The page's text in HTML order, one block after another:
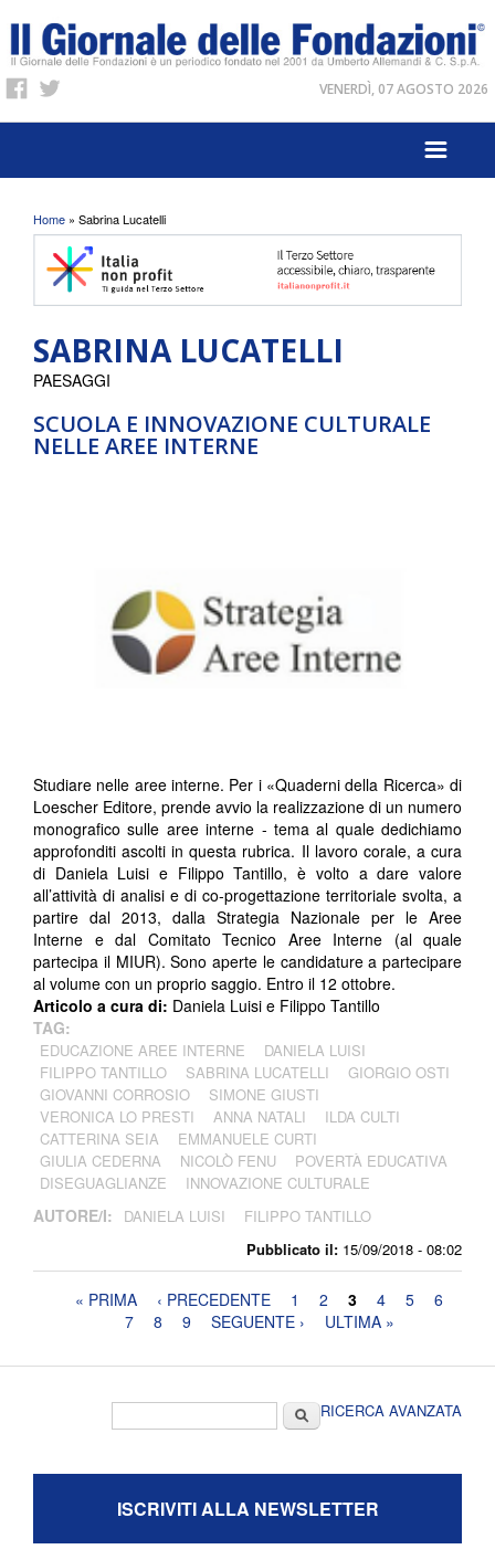
VENERDÌ, 07 AGOSTO 2026
Tu sei qui
Home » Sabrina Lucatelli
SABRINA LUCATELLI
SCUOLA E INNOVAZIONE CULTURALE
NELLE AREE INTERNE
Pubblicato il: 15/09/2018 - 08:02
PAESAGGI
Studiare nelle aree interne. Per i «Quaderni della Ricerca» di
Loescher Editore, prende avvio la realizzazione di un numero
monografico sulle aree interne - tema al quale dedichiamo
approfonditi ascolti in questa rubrica. Il lavoro corale, a cura
di Daniela Luisi e Filippo Tantillo, è volto a dare valore
all’attività di analisi e di co-progettazione territoriale svolta, a
partire dal 2013, dalla Strategia Nazionale per le Aree
Interne e dal Comitato Tecnico Aree Interne (al quale
partecipa il MIUR). Sono aperte le candidature a partecipare
al volume con un proprio saggio. Entro il 12 ottobre.
Articolo a cura di: Daniela Luisi e Filippo Tantillo
TAG:
EDUCAZIONE AREE INTERNE
DANIELA LUISI
FILIPPO TANTILLO
SABRINA LUCATELLI
GIORGIO OSTI
GIOVANNI CORROSIO
SIMONE GIUSTI
VERONICA LO PRESTI
ANNA NATALI
ILDA CULTI
CATTERINA SEIA
EMMANUELE CURTI
GIULIA CEDERNA
NICOLÒ FENU
POVERTÀ EDUCATIVA
DISEGUAGLIANZE
INNOVAZIONE CULTURALE
AUTORE/I: DANIELA LUISI FILIPPO TANTILLO
Pagine« PRIMA ‹ PRECEDENTE 1 2 3 4 5
6
7
8 9 SEGUENTE › ULTIMA »
CercaRICERCA AVANZATA
ISCRIVITI ALLA NEWSLETTER